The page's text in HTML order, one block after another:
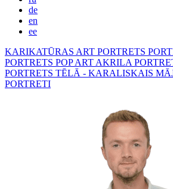
de
en
ee
KARIKATŪRAS ART PORTRETS
PORTRETS POP ART AKRILA
PORTRETS TĒLĀ - KARALISKAIS
PORTRETI